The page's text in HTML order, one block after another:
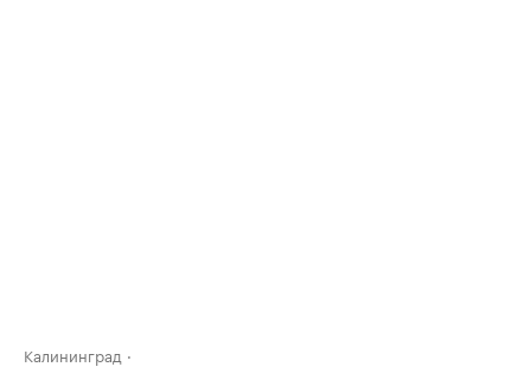
Калининград